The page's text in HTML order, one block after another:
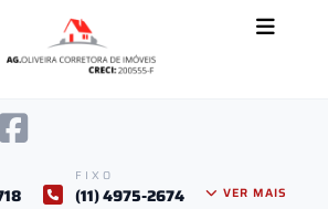
FIXO
(11) 4975-2674 VER MAIS